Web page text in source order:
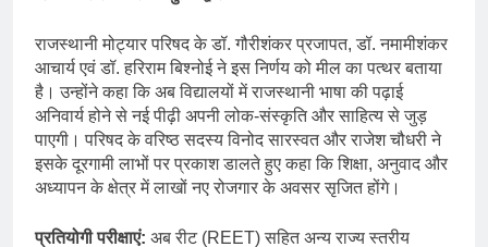
राजस्थानी मोट्यार परिषद के डॉ. गौरीशंकर प्रजापत, डॉ. नमामीशंकर
आचार्य एवं डॉ. हरिराम बिश्नोई ने इस निर्णय को मील का पत्थर बताया
है। उन्होंने कहा कि अब विद्यालयों में राजस्थानी भाषा की पढ़ाई
अनिवार्य होने से नई पीढ़ी अपनी लोक-संस्कृति और साहित्य से जुड़
पाएगी। परिषद के वरिष्ठ सदस्य विनोद सारस्वत और राजेश चौधरी ने
इसके दूरगामी लाभों पर प्रकाश डालते हुए कहा कि शिक्षा, अनुवाद और
अध्यापन के क्षेत्र में लाखों नए रोजगार के अवसर सृजित होंगे।
प्रतियोगी परीक्षाएं: अब रीट (REET) सहित अन्य राज्य स्तरीय